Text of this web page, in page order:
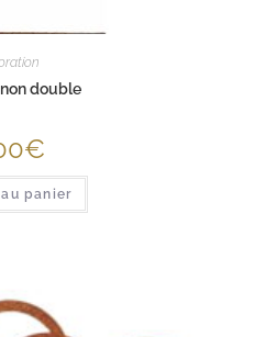
double
€
panier